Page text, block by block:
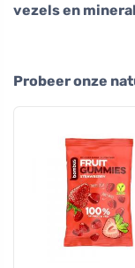
vezels en
Probeer onze